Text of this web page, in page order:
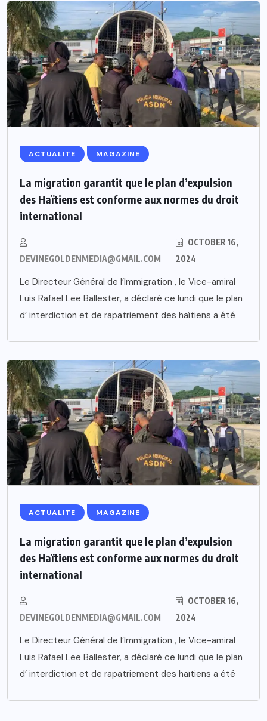
ACTUALITE MAGAZINE
La migration garantit que le plan d’expulsion
des Haïtiens est conforme aux normes du droit
international
DEVINEGOLDENMEDIA@GMAIL.COM
OCTOBER 16,
2024
Le Directeur Général de l’Immigration , le Vice-amiral
Luis Rafael Lee Ballester, a déclaré ce lundi que le plan
d’ interdiction et de rapatriement des haïtiens a été
ACTUALITE MAGAZINE
La migration garantit que le plan d’expulsion
des Haïtiens est conforme aux normes du droit
international
DEVINEGOLDENMEDIA@GMAIL.COM
OCTOBER 16,
2024
Le Directeur Général de l’Immigration , le Vice-amiral
Luis Rafael Lee Ballester, a déclaré ce lundi que le plan
d’ interdiction et de rapatriement des haïtiens a été